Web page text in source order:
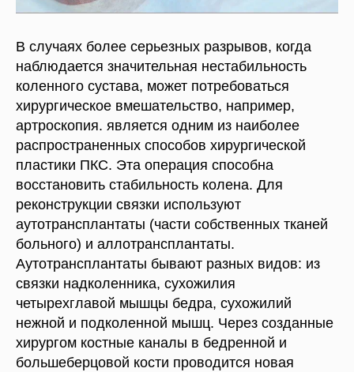
В случаях более серьезных разрывов, когда
наблюдается значительная нестабильность
коленного сустава, может потребоваться
хирургическое вмешательство, например,
артроскопия. является одним из наиболее
распространенных способов хирургической
пластики ПКС. Эта операция способна
восстановить стабильность колена. Для
реконструкции связки используют
аутотрансплантаты (части собственных тканей
больного) и аллотрансплантаты.
Аутотрансплантаты бывают разных видов: из
связки надколенника, сухожилия
четырехглавой мышцы бедра, сухожилий
нежной и подколенной мышц. Через созданные
хирургом костные каналы в бедренной и
большеберцовой кости проводится новая